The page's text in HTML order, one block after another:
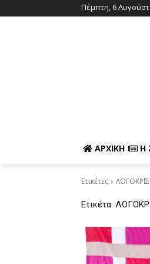
Πέμπτη, 6
ΑΡΧΙΚΉ Η
Ετικέτες
Ετικέτα: